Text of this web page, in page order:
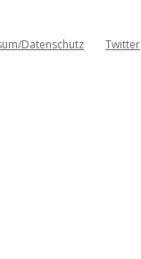
Datenschutz Twitter